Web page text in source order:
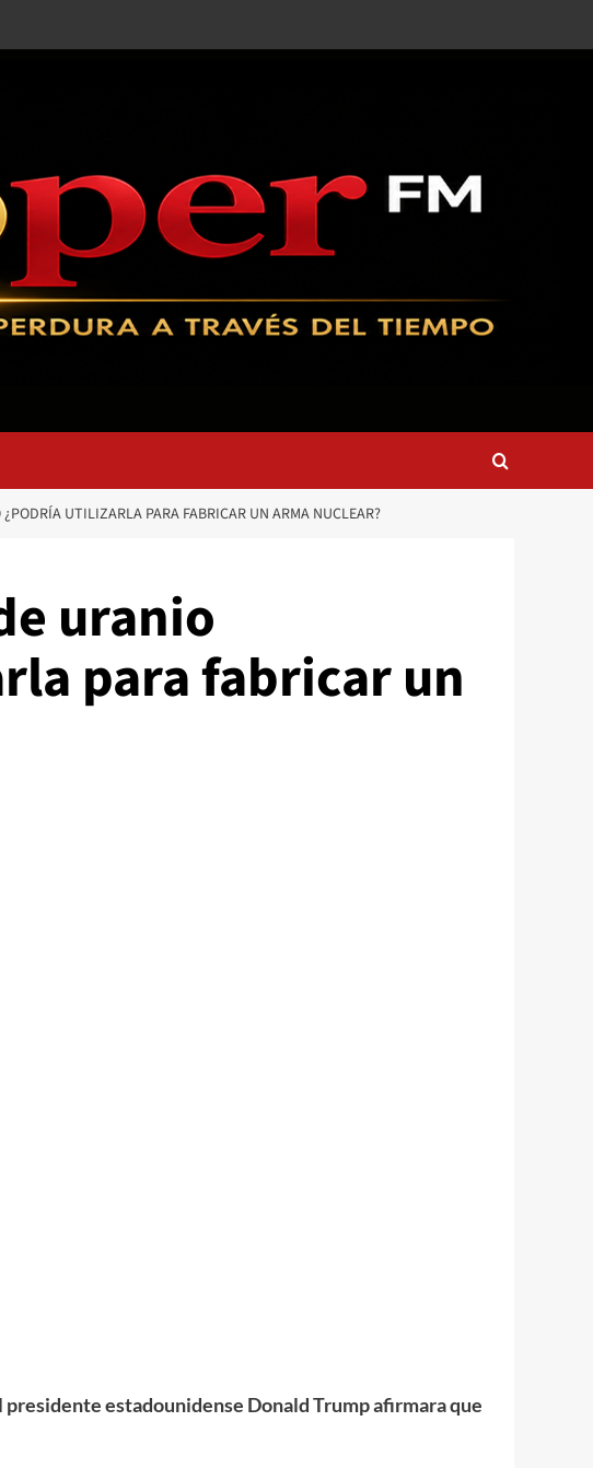
UTILIZARLA PARA FABRICAR UN ARMA NUCLEAR?
uranio
para fabricar un
estadounidense Donald Trump afirmara que